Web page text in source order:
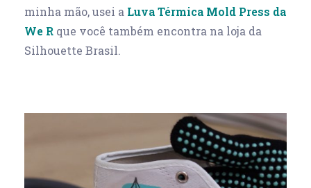
minha mão, usei a Luva Térmica Mold Press da
We R que você também encontra na loja da
Silhouette Brasil.